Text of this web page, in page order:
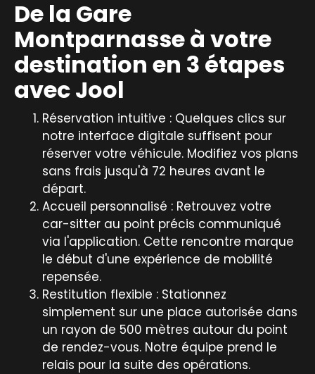
De la Gare
Montparnasse à votre
destination en 3 étapes
avec Jool
Réservation intuitive : Quelques clics sur
notre interface digitale suffisent pour
réserver votre véhicule. Modifiez vos plans
sans frais jusqu'à 72 heures avant le
départ.
Accueil personnalisé : Retrouvez votre
car-sitter au point précis communiqué
via l'application. Cette rencontre marque
le début d'une expérience de mobilité
repensée.
Restitution flexible : Stationnez
simplement sur une place autorisée dans
un rayon de 500 mètres autour du point
de rendez-vous. Notre équipe prend le
relais pour la suite des opérations.